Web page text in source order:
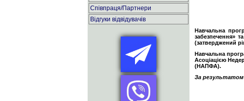
Співпраця/Партнери
Відгуки відвідувачів
Навчальна
забезпечення»
(затверджений
Навчальна
Асоціацією
(НАПФА).
За результатом